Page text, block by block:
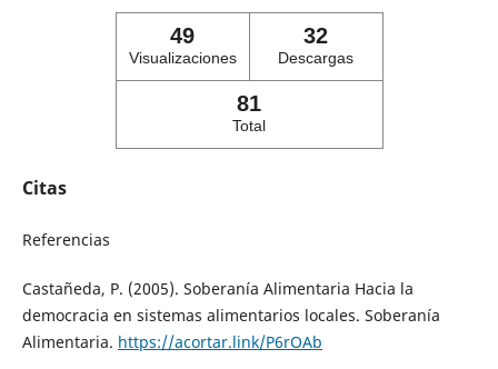
49
Visualizaciones
32
Descargas
81
Total
Citas
Referencias
Castañeda, P. (2005). Soberanía Alimentaria Hacia la
democracia en sistemas alimentarios locales. Soberanía
Alimentaria. https://acortar.link/P6rOAb